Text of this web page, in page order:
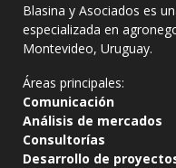
Blasina y Asociados es
especializada en
Montevideo, Uruguay.
Áreas principales:
Comunicación
Análisis de mercados
Consultorías
Desarrollo de